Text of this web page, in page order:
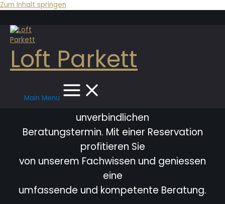
Zum Inhalt springen
Loft Parkett
Main Menu
Bitte vereinbaren Sie immer einen
unverbindlichen
Beratungstermin. Mit einer Reservation
profitieren Sie
von unserem Fachwissen und geniessen
eine
umfassende und kompetente Beratung.